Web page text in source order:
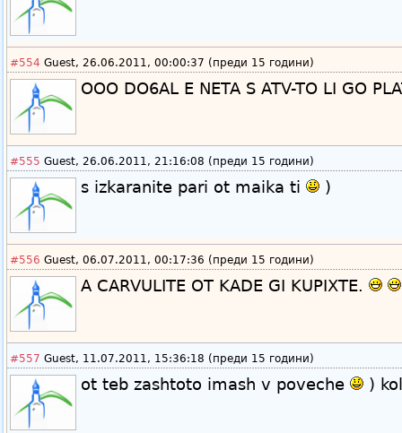
#554 Guest, 26.06.2011, 00:00:37 (преди 15 години)
OOO DO6AL E NETA S ATV-TO LI GO
#555 Guest, 26.06.2011, 21:16:08 (преди 15 години)
s izkaranite pari ot maika ti )
#556 Guest, 06.07.2011, 00:17:36 (преди 15 години)
A CARVULITE OT KADE GI KUPIXTE.
#557 Guest, 11.07.2011, 15:36:18 (преди 15 години)
ot teb zashtoto imash v poveche )